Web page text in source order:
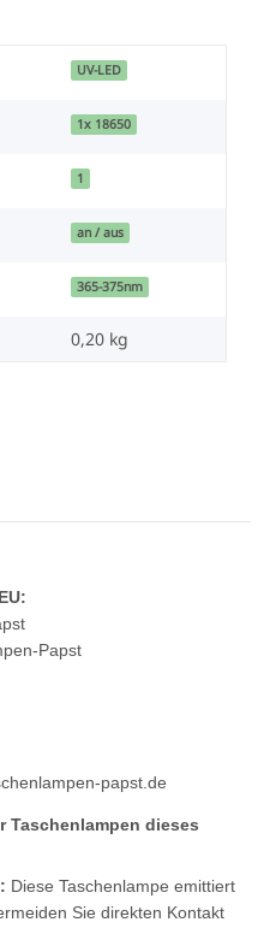
UV-LED
1x 18650
1
an / aus
365-375nm
0,20 kg
Papst
papst.de
Taschenlampen dieses
Diese Taschenlampe emittiert
Sie direkten Kontakt